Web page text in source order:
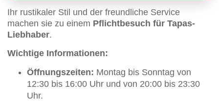
Ihr rustikaler Stil und der freundliche Service
machen sie zu einem Pflichtbesuch für Tapas-
Liebhaber.
Wichtige Informationen:
Öffnungszeiten: Montag bis Sonntag von
12:30 bis 16:00 Uhr und von 20:00 bis 23:30
Uhr.